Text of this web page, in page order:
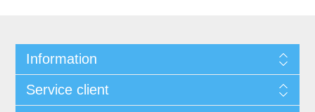
Information
Service client